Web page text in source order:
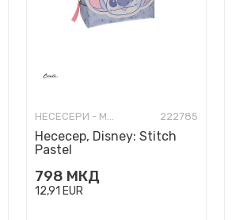
НЕСЕСЕРИ - МОДНИ 222785
Несесер, Disney: Stitch
Pastel
798 МКД
12,91 EUR